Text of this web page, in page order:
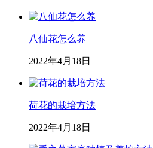
八仙花怎么养
2022年4月18日
荷花的栽培方法
2022年4月18日